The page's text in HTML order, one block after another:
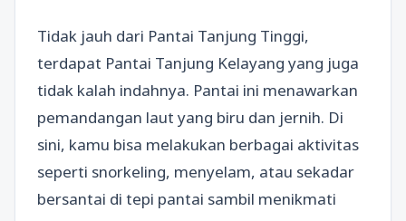
Tidak jauh dari Pantai Tanjung Tinggi,
terdapat Pantai Tanjung Kelayang yang juga
tidak kalah indahnya. Pantai ini menawarkan
pemandangan laut yang biru dan jernih. Di
sini, kamu bisa melakukan berbagai aktivitas
seperti snorkeling, menyelam, atau sekadar
bersantai di tepi pantai sambil menikmati